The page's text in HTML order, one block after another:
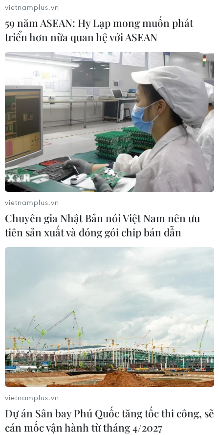
vietnamplus.vn
59 năm ASEAN: Hy Lạp mong muốn phát
triển hơn nữa quan hệ với ASEAN
vietnamplus.vn
Chuyên gia Nhật Bản nói Việt Nam nên ưu
tiên sản xuất và đóng gói chip bán dẫn
vietnamplus.vn
Dự án Sân bay Phú Quốc tăng tốc thi công, sẽ
cán mốc vận hành từ tháng 4/2027